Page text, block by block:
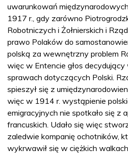
uwarunkowań
1917 r., gdy zarówno
Robotniczych i Żołnierskich i
prawo Polaków do
polską za wewnętrzny problem
więc w Entencie głos
sprawach dotyczących Polski.
spieszył się z
więc w 1914 r. wystąpienie
emigracyjnych nie spotkało się z
francuskich. Udało się więc
zaledwie kompanię ochotników,
wykrwawił się w ciężkich